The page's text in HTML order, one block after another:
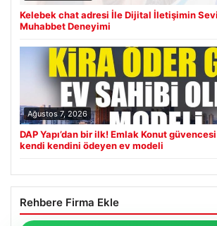
Kelebek chat adresi İle Dijital İletişimin
Muhabbet Deneyimi
Ağustos 7, 2026
DAP Yapı’dan bir ilk! Emlak Konut
kendi kendini ödeyen ev modeli
Rehbere Firma Ekle